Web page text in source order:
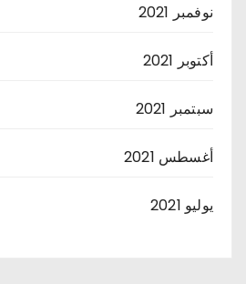
نوفمبر 2021
أكتوبر 2021
سبتمبر 2021
أغسطس 2021
يوليو 2021